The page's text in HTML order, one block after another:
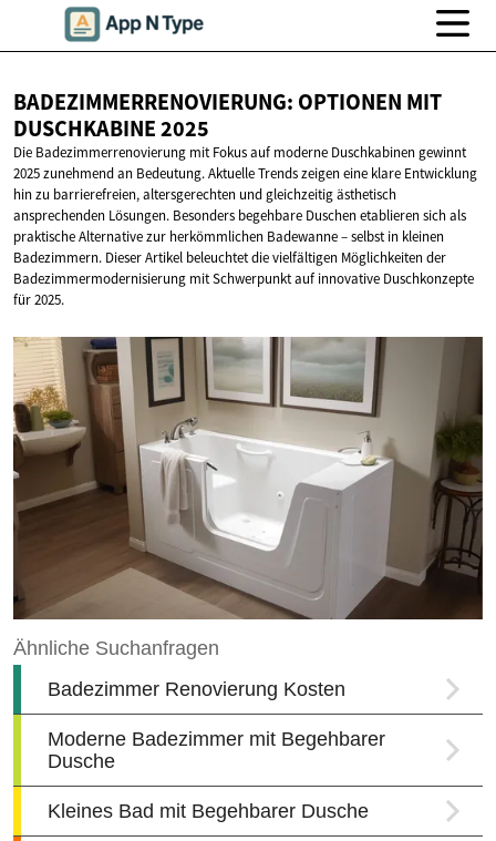
BADEZIMMERRENOVIERUNG: OPTIONEN MIT
DUSCHKABINE 2025
Die Badezimmerrenovierung mit Fokus auf moderne Duschkabinen gewinnt
2025 zunehmend an Bedeutung. Aktuelle Trends zeigen eine klare Entwicklung
hin zu barrierefreien, altersgerechten und gleichzeitig ästhetisch
ansprechenden Lösungen. Besonders begehbare Duschen etablieren sich als
praktische Alternative zur herkömmlichen Badewanne – selbst in kleinen
Badezimmern. Dieser Artikel beleuchtet die vielfältigen Möglichkeiten der
Badezimmermodernisierung mit Schwerpunkt auf innovative Duschkonzepte
für 2025.